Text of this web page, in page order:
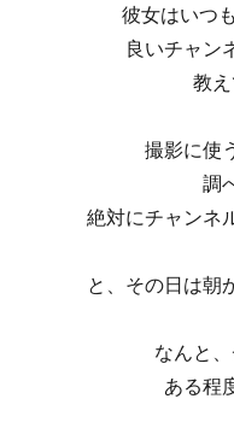
彼女はいつ
良いチャン
教
撮影に使
調
絶対にチャンネ
と、その日は朝
なんと
ある程